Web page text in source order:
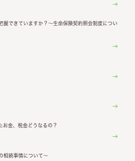
握できていますか？～生命保険契約照会制度につい
お金、税金どうなるの？
相続事情について～